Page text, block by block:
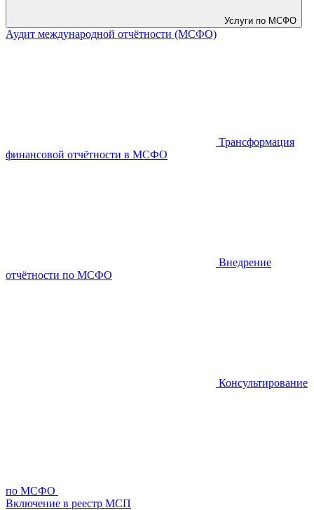
Услуги по МСФО
Аудит международной отчётности (МСФО)
Трансформация
финансовой отчётности в МСФО
Внедрение
отчётности по МСФО
Консультирование
по МСФО
Включение в реестр МСП